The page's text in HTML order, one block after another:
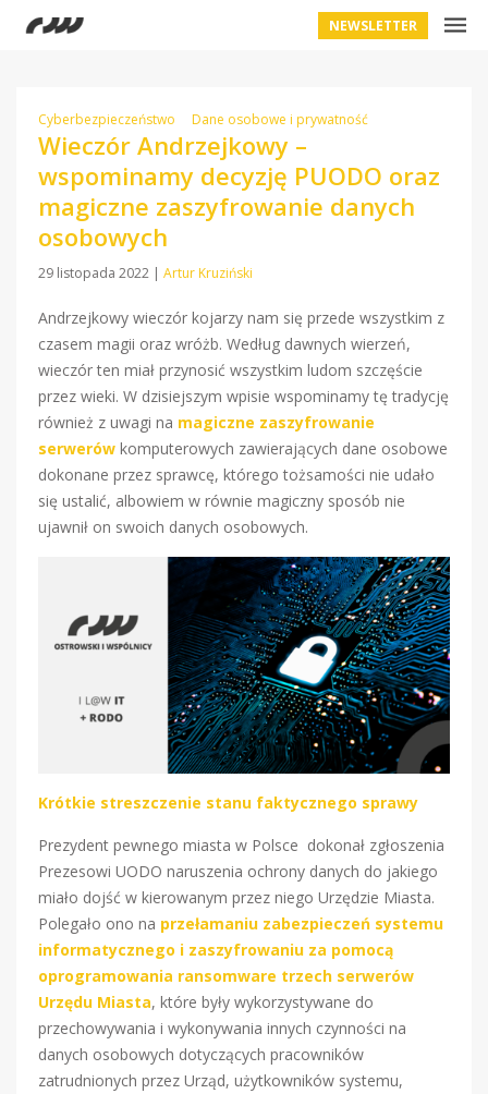
NEWSLETTER
Cyberbezpieczeństwo Dane osobowe i prywatność
Wieczór Andrzejkowy –
wspominamy decyzję PUODO oraz
magiczne zaszyfrowanie danych
osobowych
29 listopada 2022 | Artur Kruziński
Andrzejkowy wieczór kojarzy nam się przede wszystkim z
czasem magii oraz wróżb. Według dawnych wierzeń,
wieczór ten miał przynosić wszystkim ludom szczęście
przez wieki. W dzisiejszym wpisie wspominamy tę tradycję
również z uwagi na magiczne zaszyfrowanie
serwerów komputerowych zawierających dane osobowe
dokonane przez sprawcę, którego tożsamości nie udało
się ustalić, albowiem w równie magiczny sposób nie
ujawnił on swoich danych osobowych.
Krótkie streszczenie stanu faktycznego sprawy
Prezydent pewnego miasta w Polsce dokonał zgłoszenia
Prezesowi UODO naruszenia ochrony danych do jakiego
miało dojść w kierowanym przez niego Urzędzie Miasta.
Polegało ono na przełamaniu zabezpieczeń systemu
informatycznego i zaszyfrowaniu za pomocą
oprogramowania ransomware trzech serwerów
Urzędu Miasta, które były wykorzystywane do
przechowywania i wykonywania innych czynności na
danych osobowych dotyczących pracowników
zatrudnionych przez Urząd, użytkowników systemu,